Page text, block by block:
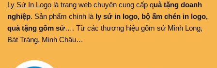
Ly Sứ In Logo là trang web chuyên cung cấp quà tặng doanh
nghiệp. Sản phẩm chính là ly sứ in logo, bộ ấm chén in logo,
quà tặng gốm sứ…. Từ các thương hiệu gốm sứ Minh Long,
Bát Tràng, Minh Châu…